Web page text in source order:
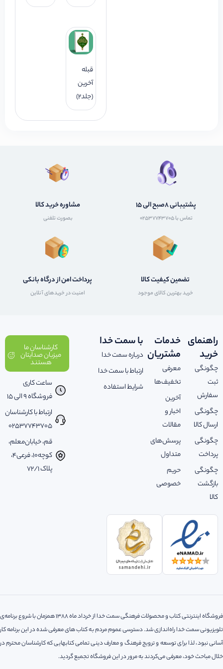
قبله
آخرین
(جلد2)
پشتیبانی 8صبح الی 15
تماس با 02537743705
مشاوره خرید کالا
بصورت تلفنی
تضمین کیفیت کالا
خرید بهترین کالای موجود
پرداخت امن از درگاه بانکی
امنیت در خریدهای آنلاین
راهنمای
خرید
چگونگی
ثبت
سفارش
چگونگی
ارسال کالا
چگونگی
پرداخت
چگونگی
بازگشت
کالا
خدمات
مشتریان
معرفی
تخفیف‌ها
آخرین
اخبار و
مقالات
پرسش‌های
متداول
حریم
خصوصی
با سمت خدا
درباره سمت خدا
ارتباط با سمت خدا
شرایط استفاده
کارشناسان ما
میزبان صدایتان
هستند
ساعت کاری
فروشگاه 9 الی 15
ارتباط با کارشناسان
02537743705
قم، خیابان‌معلم،
کوچه‌10، فرعی‌4،
پلاک ‌72/1
فروشگاه اینترنتی کتاب و محصولات فرهنگی سمت خدا از خرداد ماه 1388 همزمان با شروع برنامه‌ی
تلویزیونی سمت خدا راه‌اندازی شد. دسترسی عموم مردم به کتاب های معرفی شده در این برنامه کار
آسانی نبود، لذا‌ برای توسعه و ترویج فرهنگ و معارف دینی تمامی کتابهایی که کارشناسان محترم در
خلال مباحث خود، معرفی می‌کردند به مرور در این فروشگاه تجمیع گردید.